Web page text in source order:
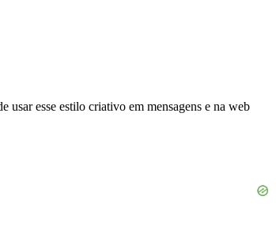
esse estilo criativo em mensagens e na web